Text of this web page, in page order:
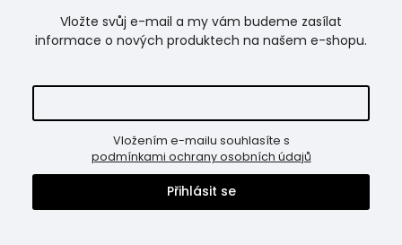
Vložte svůj e-mail a my vám budeme zasílat
informace o nových produktech na našem e-shopu.
podmínkami ochrany osobních údajů
Přihlásit se